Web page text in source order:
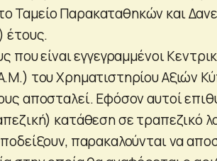
Ταμείο Παρακαταθηκών και
έτους.
που είναι εγγεγραμμένοι
του Χρηματιστηρίου Αξιών
αποσταλεί. Εφόσον αυτοί
κατάθεση σε τραπεζικό
παρακαλούνται να